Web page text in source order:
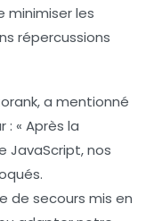
minimiser les
répercussions
a mentionné
: « Après la
JavaScript, nos
de secours mis en